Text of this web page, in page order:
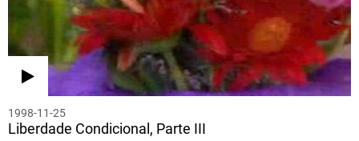
1998-11-25
Liberdade Condicional, Parte III